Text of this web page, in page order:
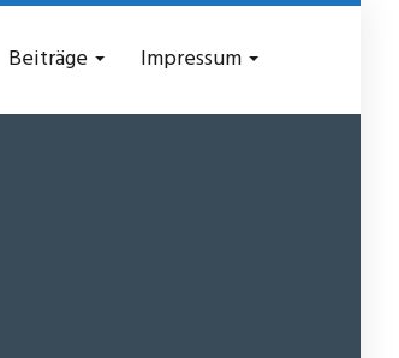
Beiträge Impressum